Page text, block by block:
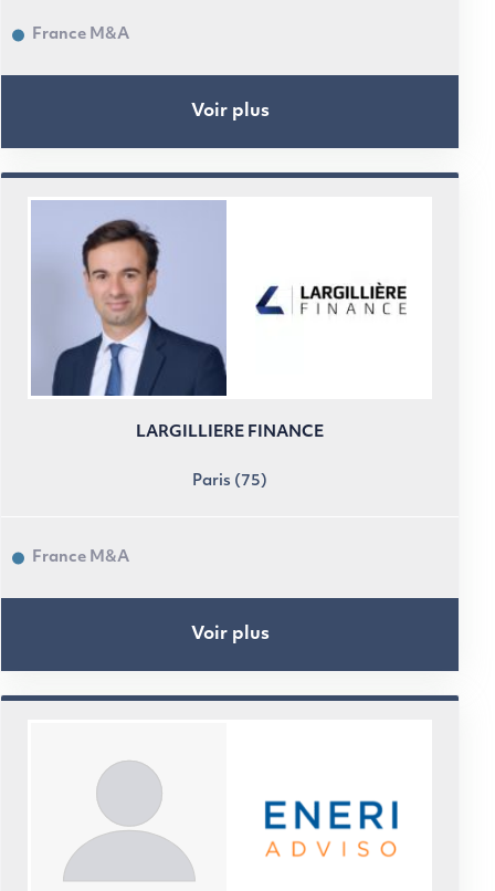
France M&A
Voir plus
LARGILLIERE FINANCE
Paris (75)
France M&A
Voir plus